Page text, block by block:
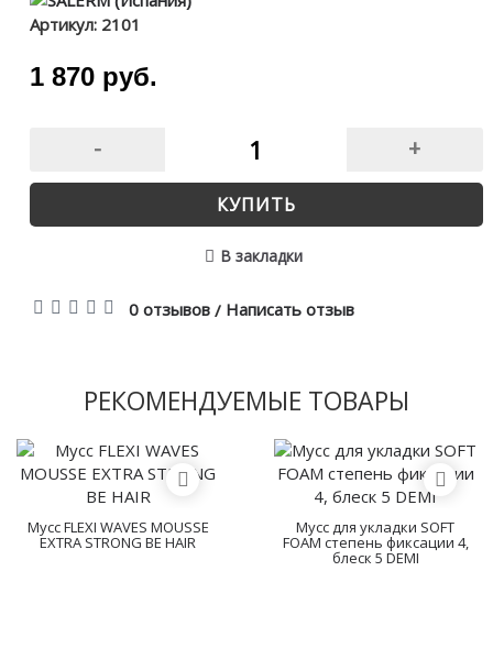
Артикул: 2101
1 870 руб.
- +
КУПИТЬ
В закладки
0 отзывов/ Написать отзыв
РЕКОМЕНДУЕМЫЕ ТОВАРЫ
Мусс FLEXI WAVES MOUSSE
EXTRA STRONG BE HAIR
Мусс для укладки SOFT
FOAM степень фиксации 4,
блеск 5 DEMI